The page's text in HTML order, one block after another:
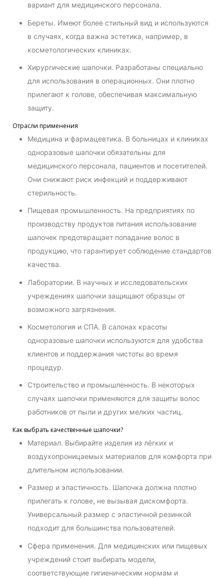
вариант для медицинского персонала.
Береты. Имеют более стильный вид и используются
в случаях, когда важна эстетика, например, в
косметологических клиниках.
Хирургические шапочки. Разработаны специально
для использования в операционных. Они плотно
прилегают к голове, обеспечивая максимальную
защиту.
Отрасли применения
Медицина и фармацевтика. В больницах и клиниках
одноразовые шапочки обязательны для
медицинского персонала, пациентов и посетителей.
Они снижают риск инфекций и поддерживают
стерильность.
Пищевая промышленность. На предприятиях по
производству продуктов питания использование
шапочек предотвращает попадание волос в
продукцию, что гарантирует соблюдение стандартов
качества.
Лаборатории. В научных и исследовательских
учреждениях шапочки защищают образцы от
возможного загрязнения.
Косметология и СПА. В салонах красоты
одноразовые шапочки используются для удобства
клиентов и поддержания чистоты во время
процедур.
Строительство и промышленность. В некоторых
случаях шапочки применяются для защиты волос
работников от пыли и других мелких частиц.
Как выбрать качественные шапочки?
Материал. Выбирайте изделия из лёгких и
воздухопроницаемых материалов для комфорта при
длительном использовании.
Размер и эластичность. Шапочка должна плотно
прилегать к голове, не вызывая дискомфорта.
Универсальный размер с эластичной резинкой
подходит для большинства пользователей.
Сфера применения. Для медицинских или пищевых
учреждений стоит выбирать модели,
соответствующие гигиеническим нормам и